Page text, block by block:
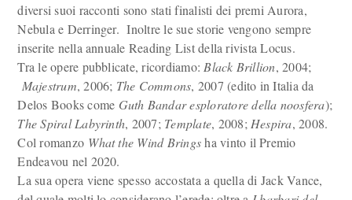
diversi suoi racconti sono stati finalisti dei premi Aurora,
Nebula e Derringer. Inoltre le sue storie vengono sempre
inserite nella annuale Reading List della rivista Locus.
Tra le opere pubblicate, ricordiamo: Black Brillion, 2004;
Majestrum, 2006; The Commons, 2007 (edito in Italia da
Delos Books come Guth Bandar esploratore della noosfera);
The Spiral Labyrinth, 2007; Template, 2008; Hespira, 2008.
Col romanzo What the Wind Bringsha vinto il Premio
Endeavou nel 2020.
La sua opera viene spesso accostata a quella di Jack Vance,